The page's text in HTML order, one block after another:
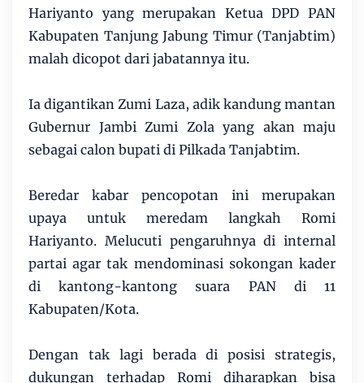
Hariyanto yang merupakan Ketua DPD PAN
Kabupaten Tanjung Jabung Timur (Tanjabtim)
malah dicopot dari jabatannya itu.
Ia digantikan Zumi Laza, adik kandung mantan
Gubernur Jambi Zumi Zola yang akan maju
sebagai calon bupati di Pilkada Tanjabtim.
Beredar kabar pencopotan ini merupakan
upaya untuk meredam langkah Romi
Hariyanto. Melucuti pengaruhnya di internal
partai agar tak mendominasi sokongan kader
di kantong-kantong suara PAN di 11
Kabupaten/Kota.
Dengan tak lagi berada di posisi strategis,
dukungan terhadap Romi diharapkan bisa